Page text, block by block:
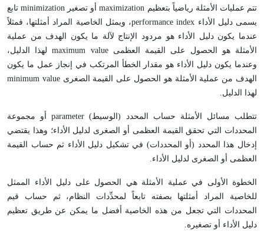
تتم عمليات الأمثلة رياضياً بتعظيم maximization أو تصغير minimization تابع
يسمى دليل الأداء performance index، ويمثل الخاصية المراد أمثلتها، فمثلاً
عندما يكون دليل الأداء هو مردود الإنتاج لآلة ما يكون الهدف من عملية
الأمثلة هو الحصول على القيمة العظمى maximum value لهذا الدليل،
وعندما يكون دليل الأداء هو مقدار الخطأ المرتكب في إنجاز عمل ما يكون
الهدف من عملية الأمثلة هو الحصول على القيمة الصغرى minimum value
لهذا الدليل.
تتطلب مسائل الأمثلة حساب المحدد (الوسيط) parameter أو مجموعة
المحددات التي تحقق القيمة العظمى أو الصغرى لدليل الأداء؛ وهذا يقتضي
إدخال هذا المحدد (أو المحددات) في تشكيل دليل الأداء ثم حساب القيمة
العظمى أو الصغرى لدليل الأداء.
الخطوة الأولى في عملية الأمثلة هي الحصول على دليل الأداء الممثل
للخاصية المراد أمثلتها بصفته تابعاً لمحدِّدات النظام، ثم حساب قيم
المحددات التي تجعل من هذه الخاصية أفضل ما يمكن عن طريق تعظيم
دليل الأداء أو تصغيره.